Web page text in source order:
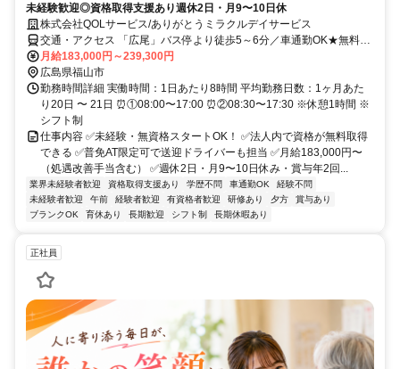
未経験歓迎◎資格取得支援あり週休2日・月9〜10日休
株式会社QOLサービス/ありがとうミラクルデイサービス
交通・アクセス 「広尾」バス停より徒歩5～6分／車通勤OK★無料駐
車場あり
月給183,000円～239,300円
広島県福山市
勤務時間詳細 実働時間：1日あたり8時間 平均勤務日数：1ヶ月あた
り20日 〜 21日 ⏰①08:00〜17:00 ⏰②08:30〜17:30 ※休憩1時間 ※
シフト制
仕事内容 ✅未経験・無資格スタートOK！ ✅法人内で資格が無料取得
できる ✅普免AT限定可で送迎ドライバーも担当 ✅月給183,000円〜
（処遇改善手当含む） ✅週休2日・月9〜10日休み・賞与年2回...
業界未経験者歓迎 資格取得支援あり 学歴不問 車通勤OK
経験不問
未経験者歓迎
午前 経験者歓迎 有資格者歓迎 研修あり 夕方
賞与あり
ブランクOK
育休あり 長期歓迎 シフト制 長期休暇あり
正社員